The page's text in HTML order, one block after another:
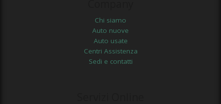
Chi siamo
Auto nuove
Auto usate
Centri Assistenza
Sedi e contatti